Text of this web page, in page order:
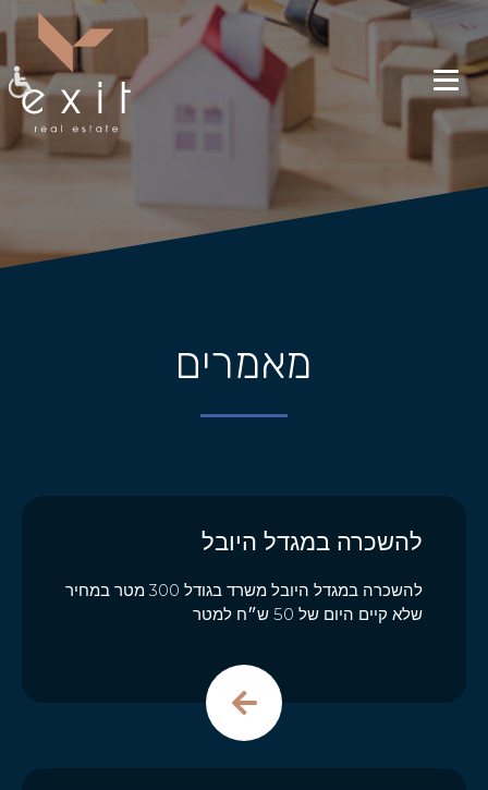
מאמרים
להשכרה במגדל היובל
להשכרה במגדל היובל משרד בגודל 300 מטר במחיר
שלא קיים היום של 50 ש״ח למטר